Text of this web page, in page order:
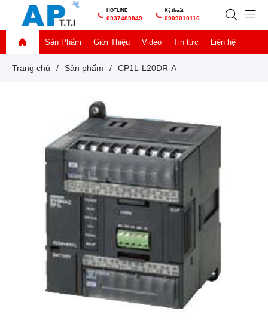
HOTLINE
0937489849
Kỹ thuật
0909010116
Sản Phẩm Giới Thiệu Video Tin tức Liên hệ
Trang chủ / Sản phẩm / CP1L-L20DR-A